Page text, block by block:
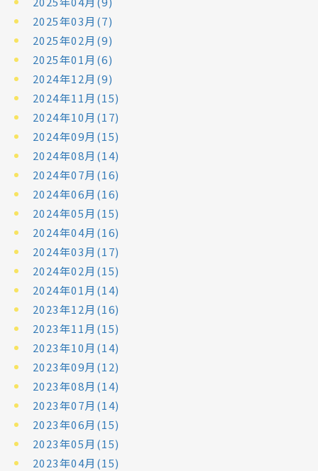
2025年03月(7)
2025年02月(9)
2025年01月(6)
2024年12月(9)
2024年11月(15)
2024年10月(17)
2024年09月(15)
2024年08月(14)
2024年07月(16)
2024年06月(16)
2024年05月(15)
2024年04月(16)
2024年03月(17)
2024年02月(15)
2024年01月(14)
2023年12月(16)
2023年11月(15)
2023年10月(14)
2023年09月(12)
2023年08月(14)
2023年07月(14)
2023年06月(15)
2023年05月(15)
2023年04月(15)